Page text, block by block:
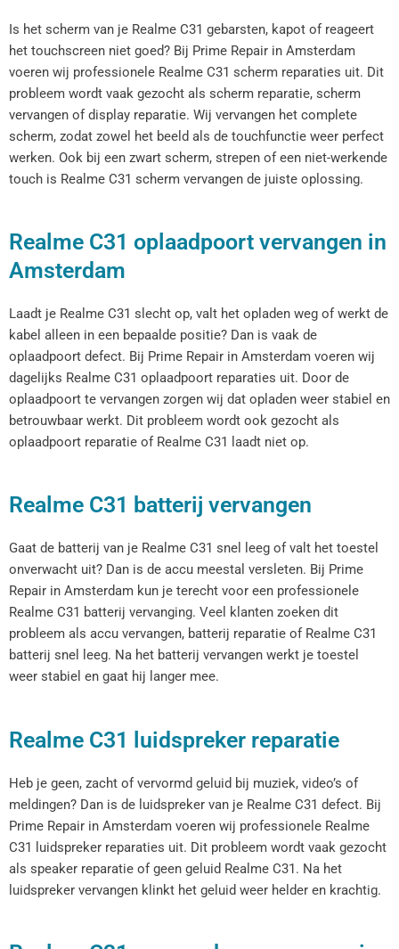
Is het scherm van je Realme C31 gebarsten, kapot of reageert
het touchscreen niet goed? Bij Prime Repair in Amsterdam
voeren wij professionele Realme C31 scherm reparaties uit. Dit
probleem wordt vaak gezocht als scherm reparatie, scherm
vervangen of display reparatie. Wij vervangen het complete
scherm, zodat zowel het beeld als de touchfunctie weer perfect
werken. Ook bij een zwart scherm, strepen of een niet-werkende
touch is Realme C31 scherm vervangen de juiste oplossing.
Realme C31 oplaadpoort vervangen in
Amsterdam
Laadt je Realme C31 slecht op, valt het opladen weg of werkt de
kabel alleen in een bepaalde positie? Dan is vaak de
oplaadpoort defect. Bij Prime Repair in Amsterdam voeren wij
dagelijks Realme C31 oplaadpoort reparaties uit. Door de
oplaadpoort te vervangen zorgen wij dat opladen weer stabiel en
betrouwbaar werkt. Dit probleem wordt ook gezocht als
oplaadpoort reparatie of Realme C31 laadt niet op.
Realme C31 batterij vervangen
Gaat de batterij van je Realme C31 snel leeg of valt het toestel
onverwacht uit? Dan is de accu meestal versleten. Bij Prime
Repair in Amsterdam kun je terecht voor een professionele
Realme C31 batterij vervanging. Veel klanten zoeken dit
probleem als accu vervangen, batterij reparatie of Realme C31
batterij snel leeg. Na het batterij vervangen werkt je toestel
weer stabiel en gaat hij langer mee.
Realme C31 luidspreker reparatie
Heb je geen, zacht of vervormd geluid bij muziek, video’s of
meldingen? Dan is de luidspreker van je Realme C31 defect. Bij
Prime Repair in Amsterdam voeren wij professionele Realme
C31 luidspreker reparaties uit. Dit probleem wordt vaak gezocht
als speaker reparatie of geen geluid Realme C31. Na het
luidspreker vervangen klinkt het geluid weer helder en krachtig.